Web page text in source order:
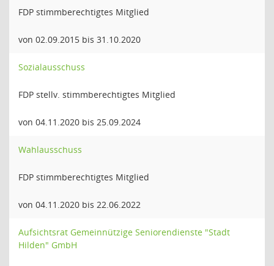
FDP stimmberechtigtes Mitglied
von 02.09.2015 bis 31.10.2020
Sozialausschuss
FDP stellv. stimmberechtigtes Mitglied
von 04.11.2020 bis 25.09.2024
Wahlausschuss
FDP stimmberechtigtes Mitglied
von 04.11.2020 bis 22.06.2022
Aufsichtsrat Gemeinnützige Seniorendienste "Stadt
Hilden" GmbH